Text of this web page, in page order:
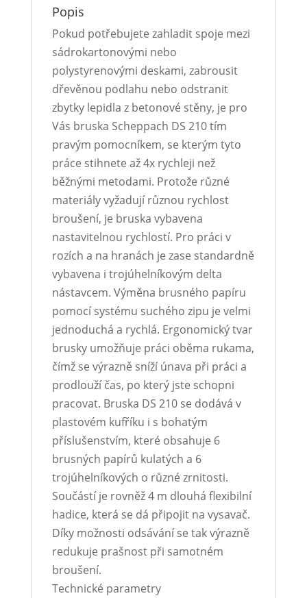
Popis
Pokud potřebujete zahladit spoje mezi
sádrokartonovými nebo
polystyrenovými deskami, zabrousit
dřevěnou podlahu nebo odstranit
zbytky lepidla z betonové stěny, je pro
Vás bruska Scheppach DS 210 tím
pravým pomocníkem, se kterým tyto
práce stihnete až 4x rychleji než
běžnými metodami. Protože různé
materiály vyžadují různou rychlost
broušení, je bruska vybavena
nastavitelnou rychlostí. Pro práci v
rozích a na hranách je zase standardně
vybavena i trojúhelníkovým delta
nástavcem. Výměna brusného papíru
pomocí systému suchého zipu je velmi
jednoduchá a rychlá. Ergonomický tvar
brusky umožňuje práci oběma rukama,
čímž se výrazně sníží únava při práci a
prodlouží čas, po který jste schopni
pracovat. Bruska DS 210 se dodává v
plastovém kufříku i s bohatým
příslušenstvím, které obsahuje 6
brusných papírů kulatých a 6
trojúhelníkových o různé zrnitosti.
Součástí je rovněž 4 m dlouhá flexibilní
hadice, která se dá připojit na vysavač.
Díky možnosti odsávání se tak výrazně
redukuje prašnost při samotném
broušení.
Technické parametry